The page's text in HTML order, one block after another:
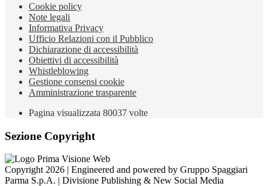
Cookie policy
Note legali
Informativa Privacy
Ufficio Relazioni con il Pubblico
Dichiarazione di accessibilità
Obiettivi di accessibilità
Whistleblowing
Gestione consensi cookie
Amministrazione trasparente
Pagina visualizzata 80037 volte
Sezione Copyright
Copyright 2026 | Engineered and powered by Gruppo Spaggiari
Parma S.p.A. | Divisione Publishing & New Social Media